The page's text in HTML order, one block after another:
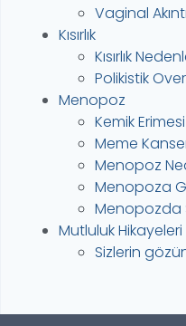
Vaginal
Kısırlık
Kısırlık
Polikistik
Menopoz
Kemik
Meme
Menopoz
Menopoza
Menopozda
Mutluluk Hikayeleri
Sizlerin